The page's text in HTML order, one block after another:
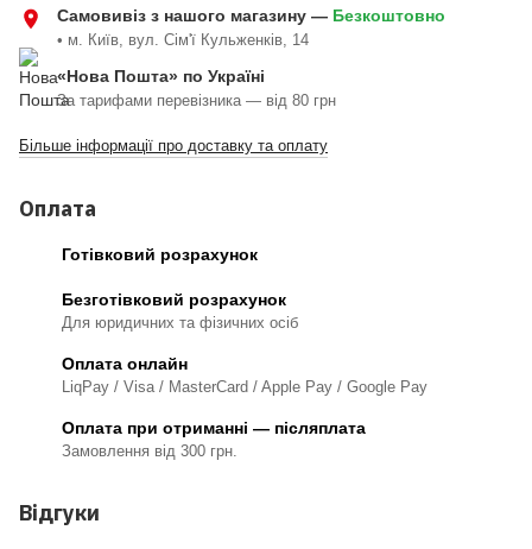
Самовивіз з нашого магазину — Безкоштовно
• м. Київ, вул. Сім'ї Кульженків, 14
«Нова Пошта» по Україні
За тарифами перевізника — від 80 грн
Більше інформації про доставку та оплату
Оплата
Готівковий розрахунок
Безготівковий розрахунок
Для юридичних та фізичних осіб
Оплата онлайн
LiqPay / Visa / MasterCard / Apple Pay / Google Pay
Оплата при отриманні — післяплата
Замовлення від 300 грн.
Відгуки